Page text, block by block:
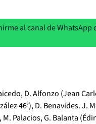
al canal de WhatsApp
D. Alfonzo (Jean
46’), D. Benavides. J.
Palacios, G. Balanta